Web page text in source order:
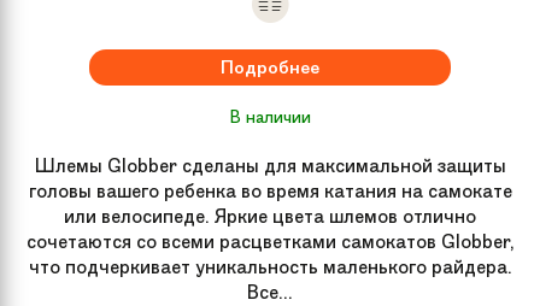
Подробнее
В наличии
Шлемы Globber сделаны для максимальной защиты
головы вашего ребенка во время катания на самокате
или велосипеде. Яркие цвета шлемов отлично
сочетаются со всеми расцветками самокатов Globber,
что подчеркивает уникальность маленького райдера.
Все...